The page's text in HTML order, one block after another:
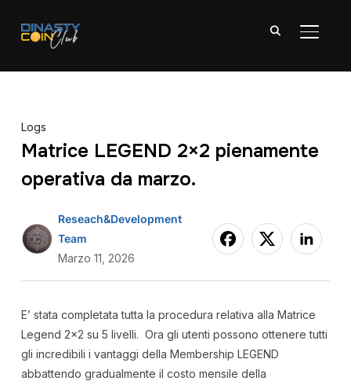
APRI/
Logs
Matrice LEGEND 2×2 pienamente
operativa da marzo.
Reseach&Development
Team
Marzo 11, 2026
E’ stata completata tutta la procedura relativa alla Matrice
Legend 2×2 su 5 livelli. Ora gli utenti possono ottenere tutti
gli incredibili i vantaggi della Membership LEGEND
abbattendo gradualmente il costo mensile della